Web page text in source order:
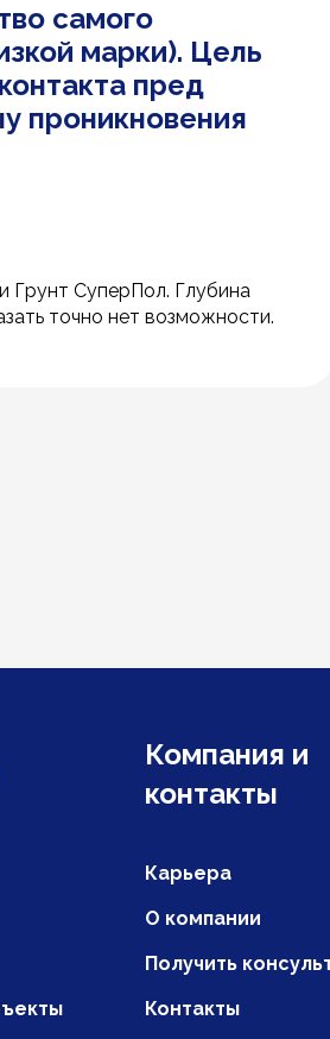
самого
марки). Цель
пред
проникновения
Грунт СуперПол. Глубина
точно нет возможности.
Компания и
контакты
Карьера
О компании
Получить
Контакты